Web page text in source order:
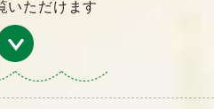
いただけます